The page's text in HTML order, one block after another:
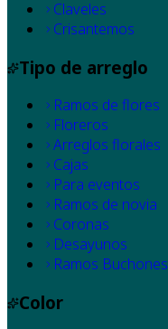
Claveles
Crisantemos
Tipo de arreglo
Ramos de flores
Floreros
Arreglos florales
Cajas
Para eventos
Ramos de novia
Coronas
Desayunos
Ramos Buchones
Color